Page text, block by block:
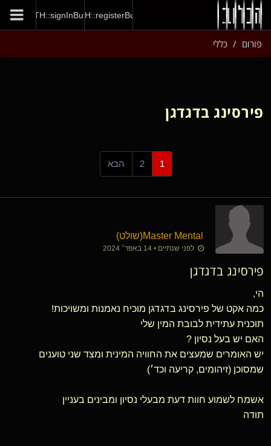
GENERAL::joinNow
AUTH::registerButton
AUTH::signInButton
פורום כללי
פירסינג בדגדגן
1
2 הבא
Master Mental​(שולט)
לפני שנתיים • 14 באפר׳ 2024
פירסינג בדגדגן
הי,
כמה אקט של פירסינג בדגדגן מוכיח נאמנות ומשויכות!
תוכנית עתידית לבובת המין שלי
האם יש בעל נסיון ?
יש האומרים שמעצים את החוויה המינית ומצד שני טוענים
שמסוכן (זיהומים, קריעה וכד׳)
אשמח לשמוע חוות דעת מבעלי נסיון ומבינים בעניין
תודה